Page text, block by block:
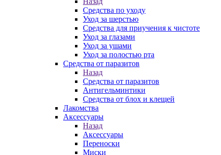
Средства по уходу
Уход за шерстью
Средства для приучения к чистоте
Уход за глазами
Уход за ушами
Уход за полостью рта
Средства от паразитов
Назад
Средства от паразитов
Антигельминтики
Средства от блох и клещей
Лакомства
Аксессуары
Назад
Аксессуары
Переноски
Миски